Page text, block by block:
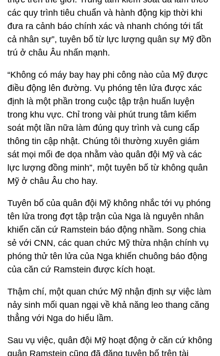
các quy trình tiêu chuẩn và hành động kịp thời khi
đưa ra cảnh báo chính xác và nhanh chóng tới tất
cả nhân sự”, tuyên bố từ lực lượng quân sự Mỹ đồn
trú ở châu Âu nhấn mạnh.
“Không có máy bay hay phi công nào của Mỹ được
điều động lên đường. Vụ phóng tên lửa được xác
định là một phần trong cuộc tập trận huấn luyện
trong khu vực. Chỉ trong vài phút trung tâm kiểm
soát một lần nữa làm đúng quy trình và cung cấp
thông tin cập nhật. Chúng tôi thường xuyên giám
sát mọi mối đe dọa nhằm vào quân đội Mỹ và các
lực lượng đồng minh”, một tuyên bố từ không quân
Mỹ ở châu Âu cho hay.
Tuyên bố của quân đội Mỹ không nhắc tới vụ phóng
tên lửa trong đợt tập trận của Nga là nguyên nhân
khiến căn cứ Ramstein báo động nhầm. Song chia
sẻ với CNN, các quan chức Mỹ thừa nhận chính vụ
phóng thử tên lửa của Nga khiến chuông báo động
của căn cứ Ramstein được kích hoạt.
Thậm chí, một quan chức Mỹ nhận định sự việc làm
nảy sinh mối quan ngại về khả năng leo thang căng
thẳng với Nga do hiểu lầm.
Sau vụ việc, quân đội Mỹ hoạt động ở căn cứ không
quân Ramstein cũng đã đăng tuyên bố trên tài